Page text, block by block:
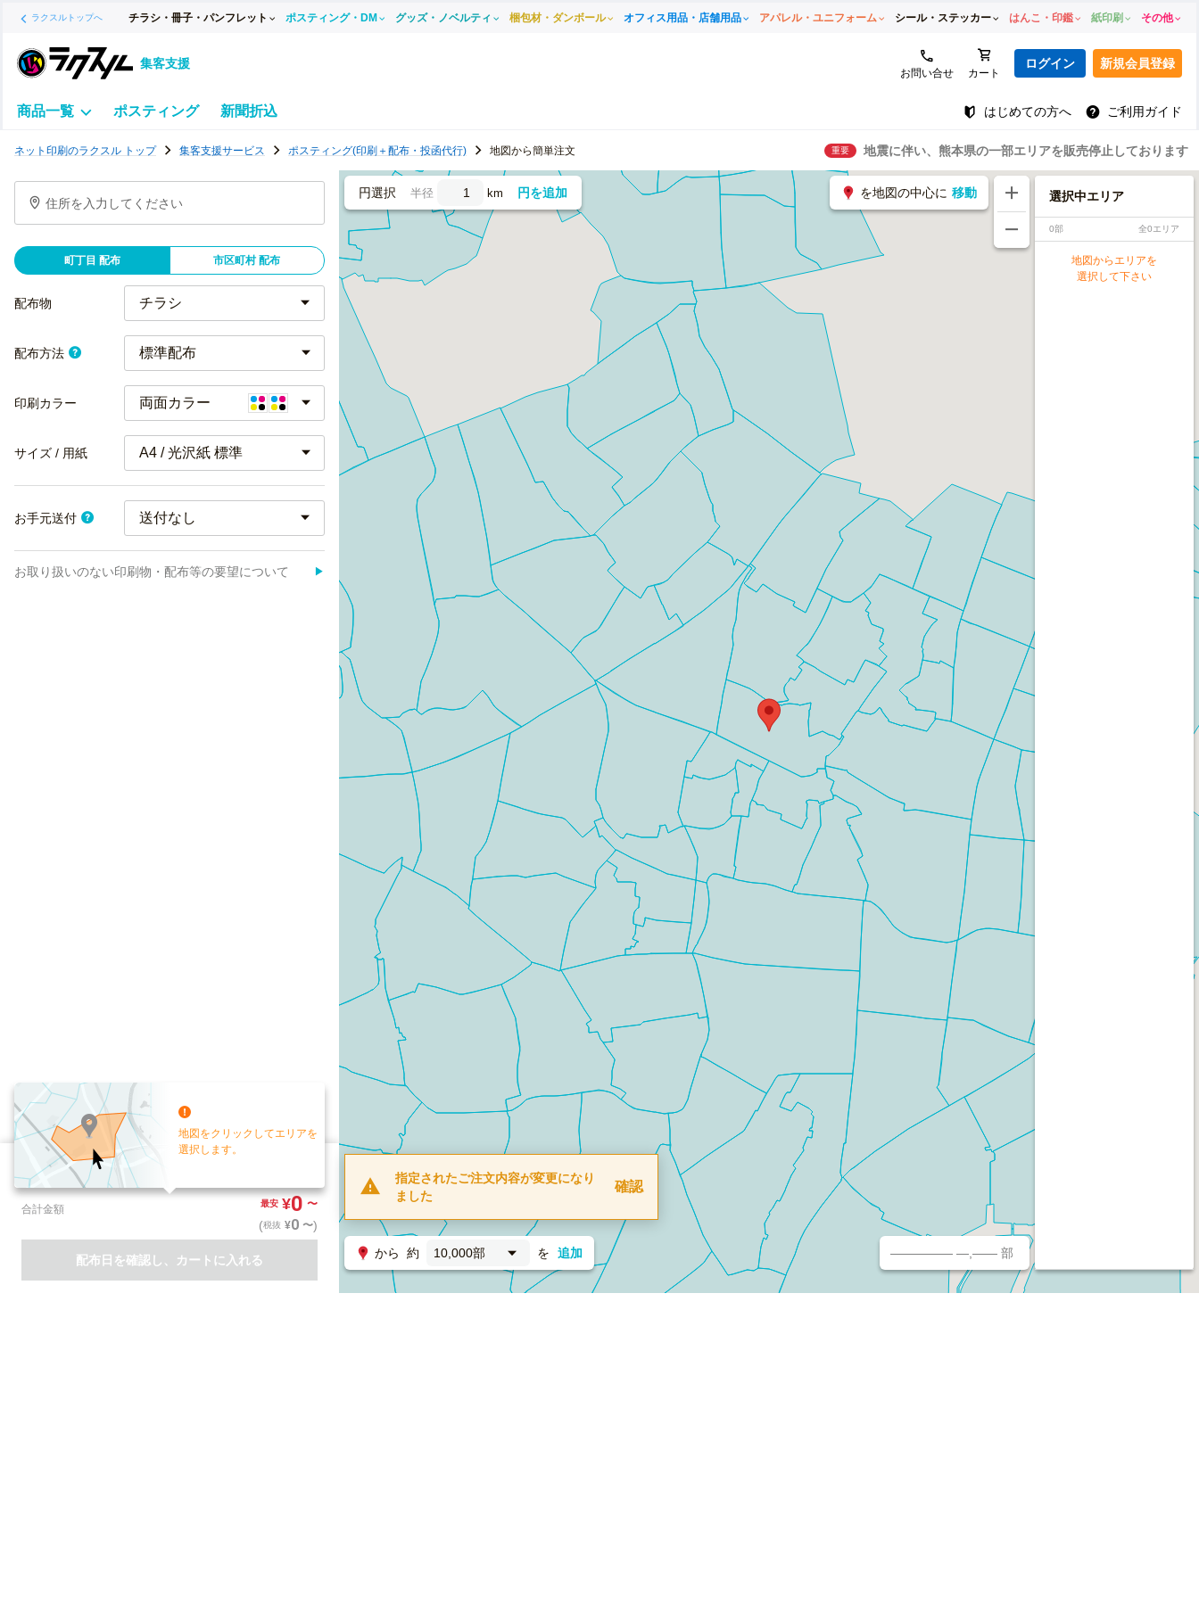
ラクスルトップへ チラシ・冊子・パンフレット ポスティング・DM グッズ・ノベルティ 梱包材・ダンボール オフィス用品・店舗用品 アパレル・ユニフォーム シール・ステッカー はんこ・印鑑 紙印刷 その他
集客支援
お問い合せ カート
ログイン 新規会員登録
商品一覧 ポスティング 新聞折込 はじめての方へ ご利用ガイド
テ
グ
ラ
ネット印刷のラクスル トップ 集客支援サービス ポスティング(印刷＋配布・投函代行) 地図から簡単注文 重要 地震に伴い、熊本県の一部エリアを販売停止しております
住所を入力してください
町丁目 配布 市区町村 配布
配布物
配布方法 標準配布
印刷カラー 両面カラー
サイズ / 用紙 A4 / 光沢紙 標準
お手元送付
お取り扱いのない印刷物・配布等の要望について ▶
地図をクリックしてエリアを
選択します。
配布部数
お手元送付
合計金額 最安 ¥0 〜
(税抜 ¥0 〜)
配布日を確認し、カートに入れる
円選択 半径 km 円を追加
指定されたご注文内容が変更になり
ました
確認
から 約 10,000部 を 追加
を地図の中心に 移動
————— —,—— 部
選択中エリア
0部 全0エリア
地図からエリアを
選択して下さい